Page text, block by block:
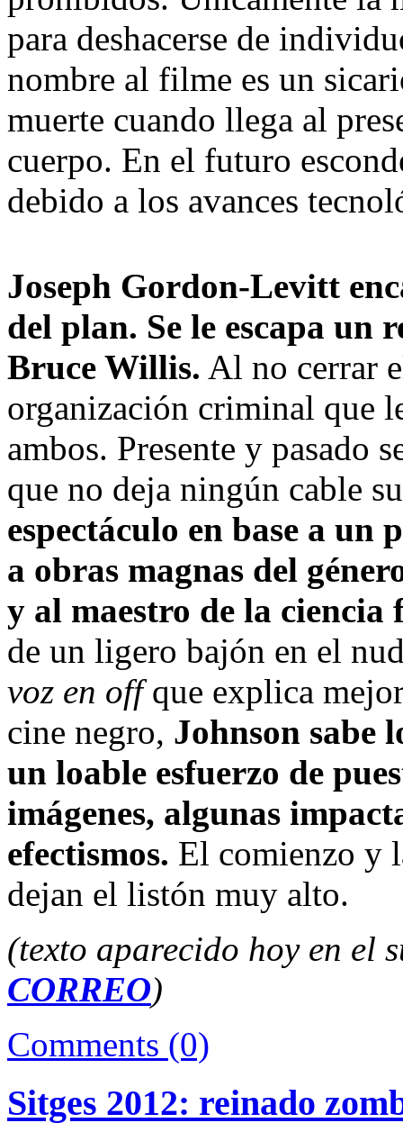
para deshacerse de
nombre al filme es un
muerte cuando llega al
cuerpo. En el futuro
debido a los avances
Joseph Gordon-Levitt
del plan. Se le escapa un
Bruce Willis. Al no cerrar
organización criminal que
ambos. Presente y pasado
que no deja ningún cable
espectáculo en base a un
a obras magnas del
y al maestro de la
de un ligero bajón en el
voz en offque explica
cine negro, Johnson sabe
un loable esfuerzo de
imágenes, algunas
efectismos. El comienzo y
dejan el listón muy alto.
(texto aparecido hoy en el
CORREO)
Comments (0)
Sitges 2012: reinado